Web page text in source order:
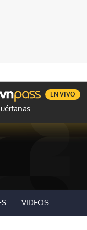
GENTE TVN
EN VIVO
VIDEOS